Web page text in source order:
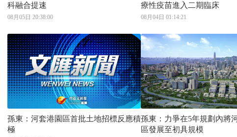
科融合提速
08月05日 20:38:00
療性疫苗進入二期臨床
08月04日 01:14:21
孫東：河套港園區首批土地招標反應積
極
孫東：力爭在5年規劃內將
區發展至初具規模